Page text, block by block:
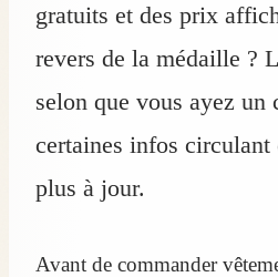
gratuits et des prix
revers de la médaille ?
selon que vous ayez un
certaines infos circulant
plus à jour.
Avant de commander